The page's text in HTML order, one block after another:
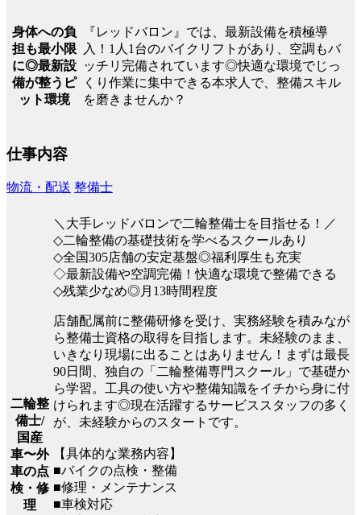
身体への負
担も最小限
に◎最新設
備が整うピ
ット環境
『レッドバロン』では、最新設備を積極導
入！1人1台のバイクリフトがあり、空調もバ
ッチリ完備されています◎快適な環境でじっ
くり作業に集中できる本求人で、整備スキル
を磨きませんか？
仕事内容
物流・配送 整備士
二輪整
備士/
国産
車〜外
車の点
検・修
理
＼大手レッドバロンで二輪整備士を目指せる！／
◇二輪整備の基礎技術を学べるスクールあり
◇全国305店舗の安定基盤◎福利厚生も充実
◇最新設備や空調完備！快適な環境で整備できる
◇残業少なめ◎月13時間程度
店舗配属前に整備研修を受け、実務経験を積みなが
ら整備士資格の取得を目指します。未経験のまま、
いきなり現場に出ることはありません！まずは最長
90日間、独自の「二輪整備専門スクール」で基礎か
ら学習。工具の使い方や整備知識をイチから身に付
けられます◎現在活躍するサービススタッフの多く
が、未経験からのスタートです。
【具体的な業務内容】
■バイクの点検・整備
■修理・メンテナンス
■車検対応